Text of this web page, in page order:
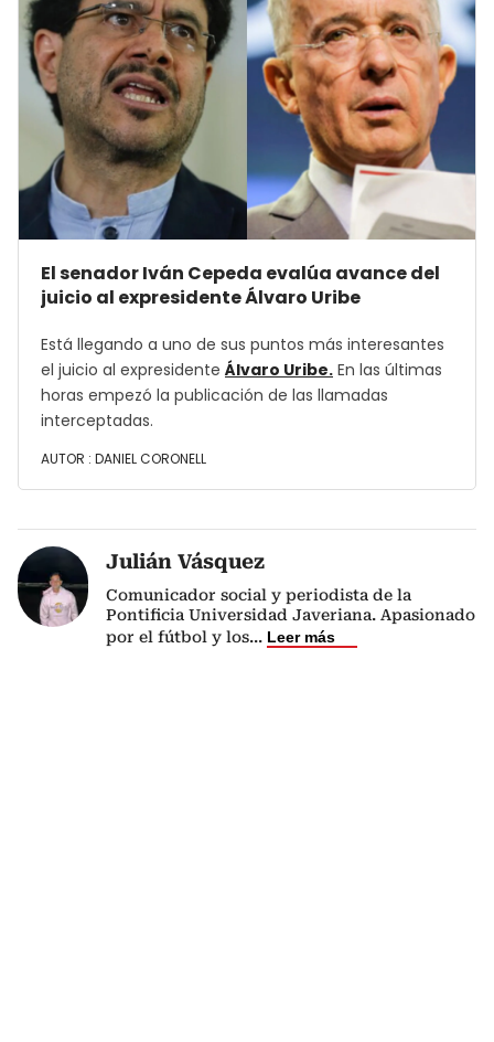
El senador Iván Cepeda evalúa avance del
juicio al expresidente Álvaro Uribe
Está llegando a uno de sus puntos más interesantes
el juicio al expresidente Álvaro Uribe. En las últimas
horas empezó la publicación de las llamadas
interceptadas.
AUTOR : DANIEL CORONELL
Julián Vásquez
Comunicador social y periodista de la
Pontificia Universidad Javeriana. Apasionado
por el fútbol y los... Leer más